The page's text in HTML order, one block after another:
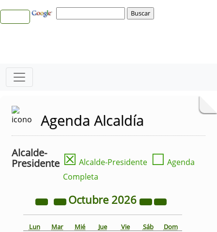
Agenda Alcaldía
Alcalde-
Presidente ☒ Alcalde-Presidente ☐ Agenda
Completa
Octubre 2026
Lun Mar Mié Jue Vie Sáb Dom